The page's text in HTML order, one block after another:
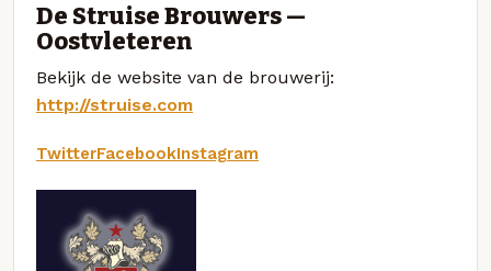
De Struise Brouwers —
Oostvleteren
Bekijk de website van de brouwerij:
http://struise.com
TwitterFacebookInstagram